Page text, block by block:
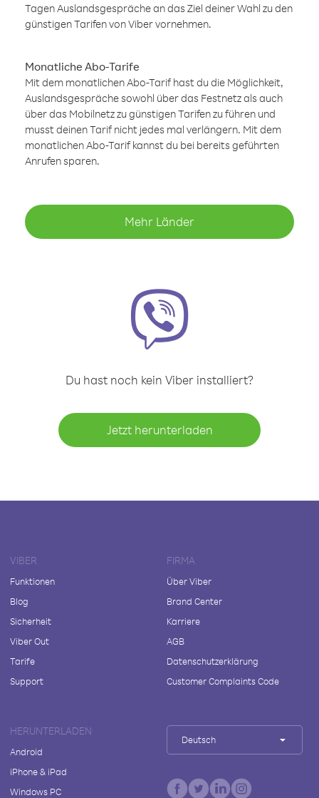
Tagen Auslandsgespräche an das Ziel deiner Wahl zu den
günstigen Tarifen von Viber vornehmen.
Monatliche Abo-Tarife
Mit dem monatlichen Abo-Tarif hast du die Möglichkeit,
Auslandsgespräche sowohl über das Festnetz als auch
über das Mobilnetz zu günstigen Tarifen zu führen und
musst deinen Tarif nicht jedes mal verlängern. Mit dem
monatlichen Abo-Tarif kannst du bei bereits geführten
Anrufen sparen.
Mehr Länder
Du hast noch kein Viber installiert?
Jetzt herunterladen
VIBER
Funktionen
Blog
Sicherheit
Viber Out
Tarife
Support
FIRMA
Über Viber
Brand Center
Karriere
AGB
Datenschutzerklärung
Customer Complaints Code
HERUNTERLADEN
Android
iPhone & iPad
Windows PC
Deutsch